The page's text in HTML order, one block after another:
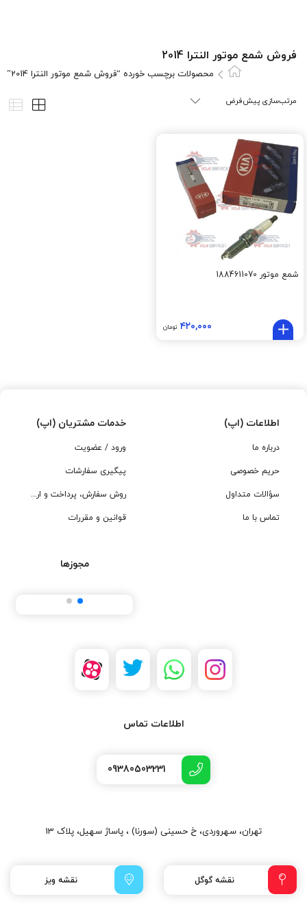
فروش شمع موتور النترا 2014
محصولات برچسب خورده “فروش شمع موتور النترا 2014”
شمع موتور 1884611070
۴۲۰,۰۰۰ تومان
اطلاعات (اپ)
درباره ما
حریم خصوصی
سؤالات متداول
تماس با ما
خدمات مشتریان (اپ)
ورود / عضویت
پیگیری سفارشات
روش سفارش، پرداخت و ارسال
قوانین و مقررات
مجوزها
اطلاعات تماس
09380503231
تهران، سهروردی، خ حسینی (سورنا) ، پاساژ سهیل، پلاک 13
نقشه گوگل نقشه ویز